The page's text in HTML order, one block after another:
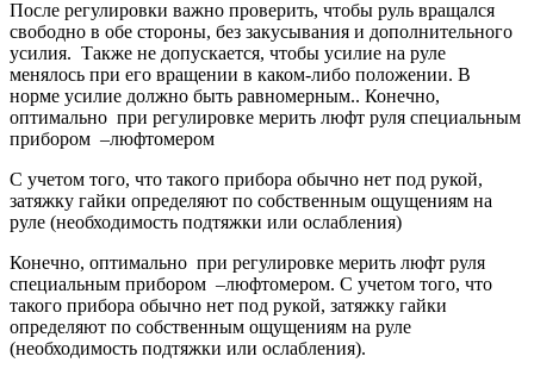
После регулировки важно проверить, чтобы руль вращался
свободно в обе стороны, без закусывания и дополнительного
усилия. Также не допускается, чтобы усилие на руле
менялось при его вращении в каком-либо положении. В
норме усилие должно быть равномерным.. Конечно,
оптимально при регулировке мерить люфт руля специальным
прибором –люфтомером
С учетом того, что такого прибора обычно нет под рукой,
затяжку гайки определяют по собственным ощущениям на
руле (необходимость подтяжки или ослабления)
Конечно, оптимально при регулировке мерить люфт руля
специальным прибором –люфтомером. С учетом того, что
такого прибора обычно нет под рукой, затяжку гайки
определяют по собственным ощущениям на руле
(необходимость подтяжки или ослабления).